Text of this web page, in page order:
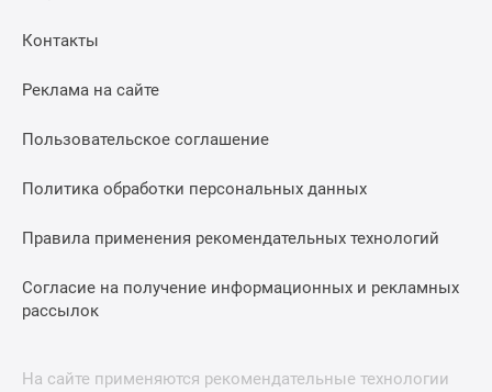
Контакты
Реклама на сайте
Пользовательское соглашение
Политика обработки персональных данных
Правила применения рекомендательных технологий
Согласие на получение информационных и рекламных
рассылок
На сайте применяются рекомендательные технологии